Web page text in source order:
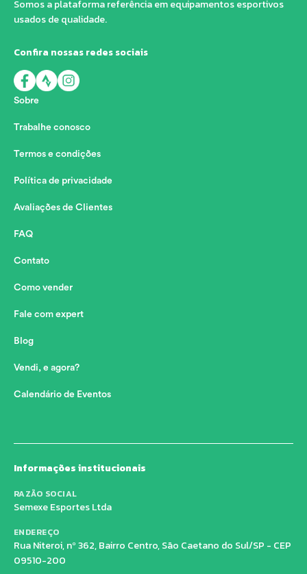
Somos a plataforma referência em equipamentos esportivos
usados de qualidade.
Confira nossas redes sociais
Sobre
Trabalhe conosco
Termos e condições
Política de privacidade
Avaliações de Clientes
FAQ
Contato
Como vender
Fale com expert
Blog
Vendi, e agora?
Calendário de Eventos
Informações institucionais
RAZÃO SOCIAL
Semexe Esportes Ltda
ENDEREÇO
Rua Niteroi, nº 362, Bairro Centro, São Caetano do Sul/SP - CEP
09510-200